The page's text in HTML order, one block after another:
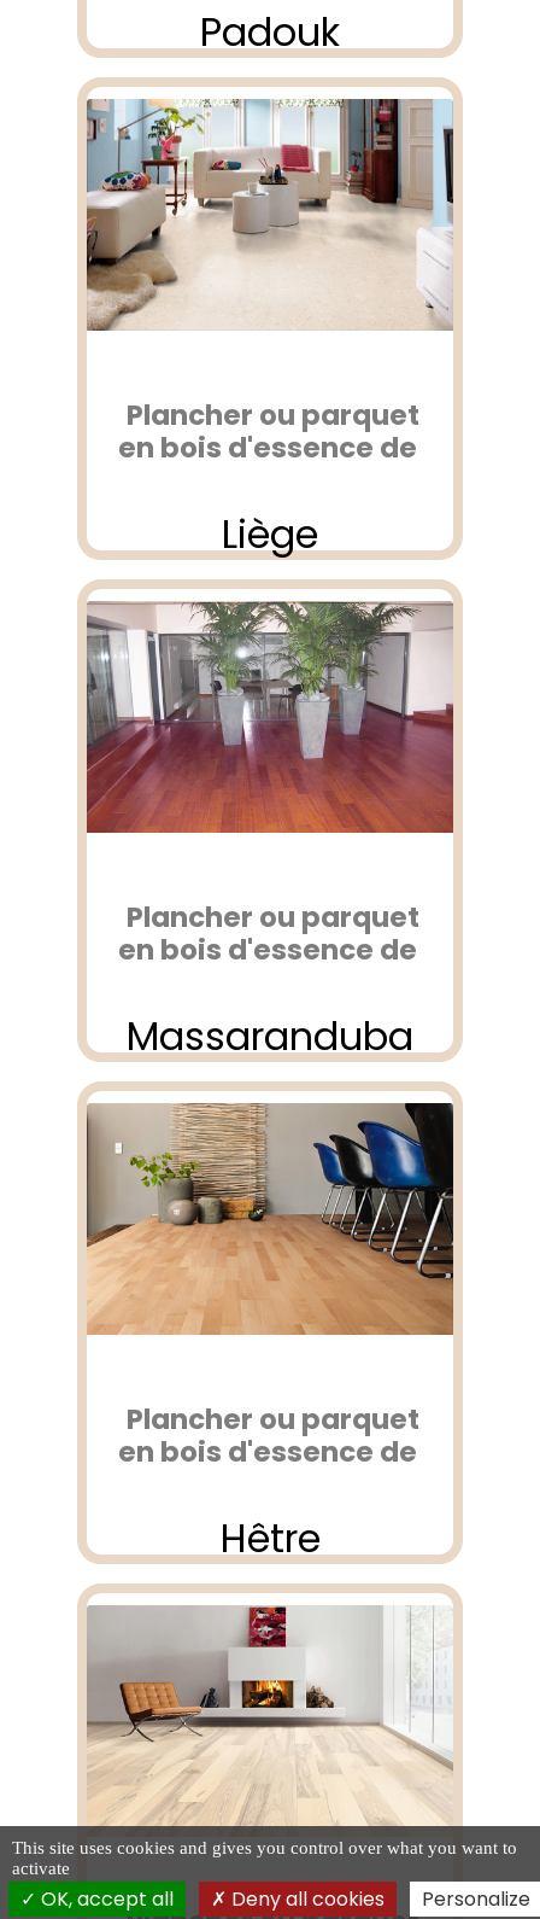
Padouk
Plancher ou parquet
en bois d'essence de
Liège
Plancher ou parquet
en bois d'essence de
Massaranduba
Plancher ou parquet
en bois d'essence de
Hêtre
This site uses cookies and gives you control over what you want to
activate
OK, accept all Deny all cookies Personalize